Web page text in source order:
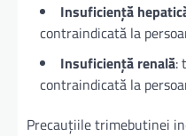
Insuficiență
contraindicată la
Insuficiență renală:
contraindicată la
Precauțiile trimebutinei